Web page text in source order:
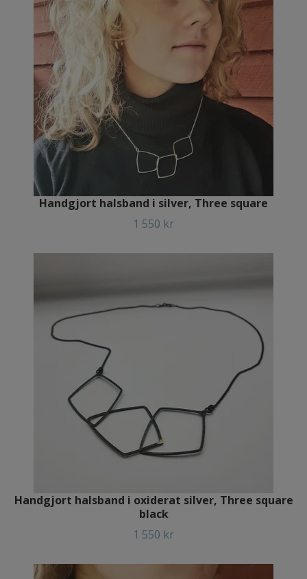
Handgjort halsband i silver, Three square
1 550 kr
Handgjort halsband i oxiderat silver, Three square
black
1 550 kr